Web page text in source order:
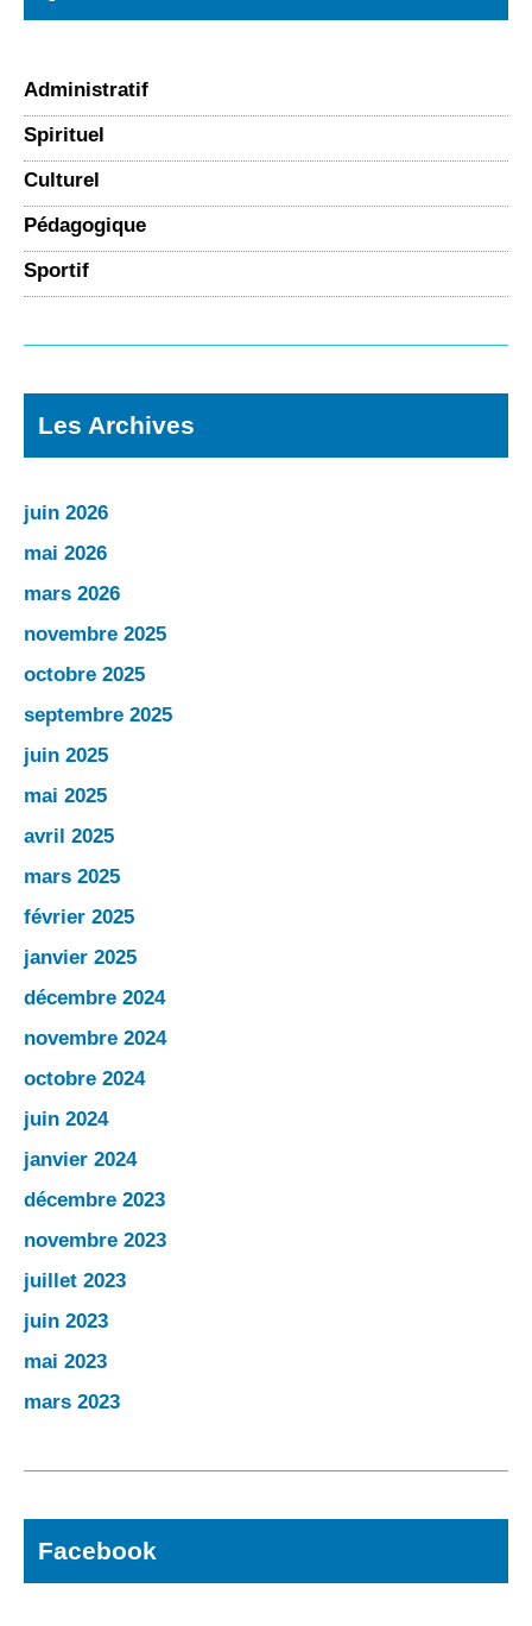
Administratif
Spirituel
Culturel
Pédagogique
Sportif
Les Archives
juin 2026
mai 2026
mars 2026
novembre 2025
octobre 2025
septembre 2025
juin 2025
mai 2025
avril 2025
mars 2025
février 2025
janvier 2025
décembre 2024
novembre 2024
octobre 2024
juin 2024
janvier 2024
décembre 2023
novembre 2023
juillet 2023
juin 2023
mai 2023
mars 2023
Facebook